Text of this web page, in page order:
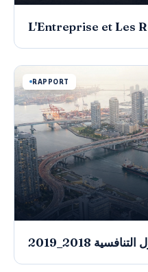
L'Entreprise et Les
RAPPORT
2018_2019